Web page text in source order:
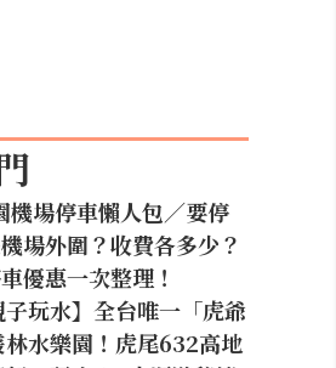
機場停車懶人包／要停
場外圍？收費各多少？
優惠一次整理！
子玩水】全台唯一「虎爺
林水樂園！虎尾632高地